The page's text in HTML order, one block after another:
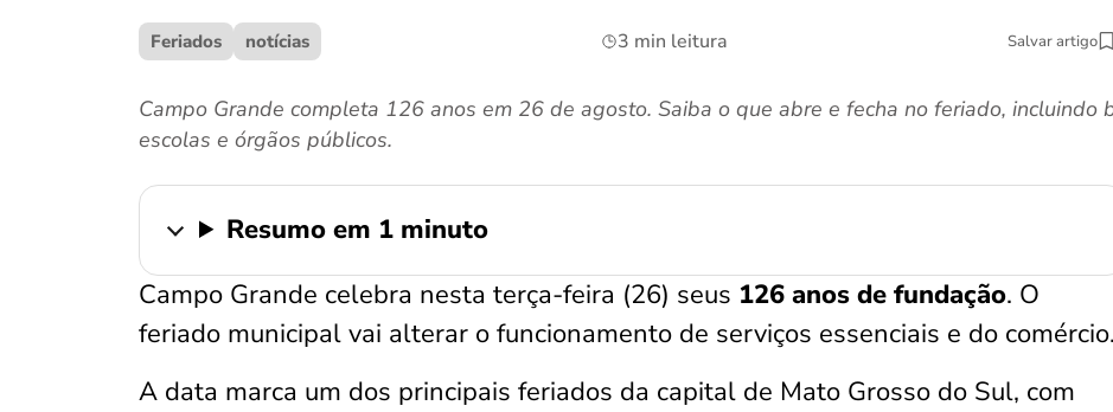
Feriados notícias 3 min leitura Salvar artigo
Campo Grande completa 126 anos em 26 de agosto. Saiba o que abre e fecha no feriado, incluindo
escolas e órgãos públicos.
Resumo em 1 minuto
Campo Grande celebra nesta terça-feira (26) seus 126 anos de fundação. O
feriado municipal vai alterar o funcionamento de serviços essenciais e do comércio.
A data marca um dos principais feriados da capital de Mato Grosso do Sul, com